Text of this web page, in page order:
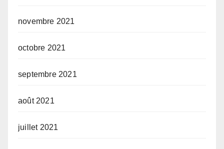
novembre 2021
octobre 2021
septembre 2021
août 2021
juillet 2021